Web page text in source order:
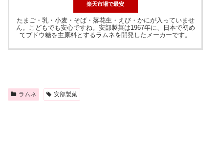
楽天市場で最安
たまご・乳・小麦・そば・落花生・えび・かにが入っていませ
ん。こどもでも安心ですね。安部製菓は1967年に、日本で初め
てブドウ糖を主原料とするラムネを開発したメーカーです。
ラムネ 安部製菓